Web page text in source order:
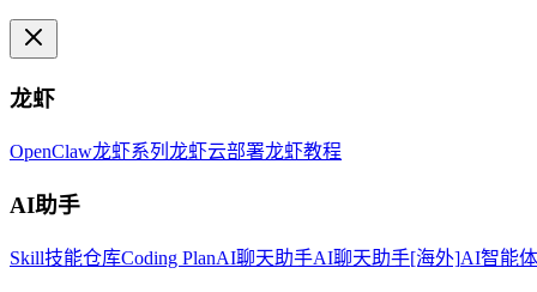
龙虾
OpenClaw龙虾系列 龙虾云部署龙虾教程
AI助手
Skill技能仓库Coding PlanAI聊天助手AI聊天助手[海外]AI智能体